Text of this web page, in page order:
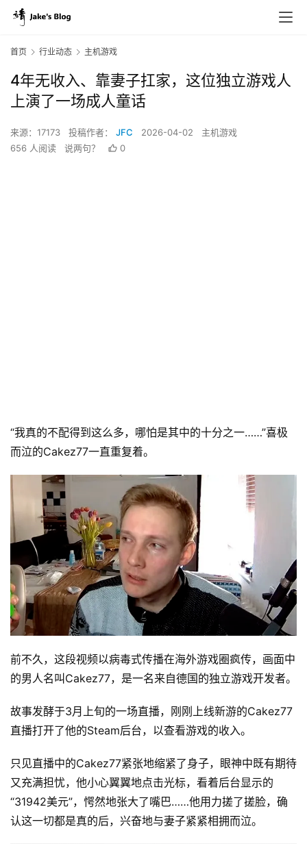
首页 行业动态 主机游戏
4年无收入、靠妻子扛家，这位独立游戏人
上演了一场成人童话
来源：17173 投稿作者： JFC 2026-04-02
主机游戏
656 人阅读
说两句？ 0
“我真的不配得到这么多，哪怕是其中的十分之一……”喜极
而泣的Cakez77一直重复着。
前不久，这段视频以病毒式传播在海外游戏圈疯传，画面中
的男人名叫Cakez77，是一名来自德国的独立游戏开发者。
故事发酵于3月上旬的一场直播，刚刚上线新游的Cakez77
直播打开了他的Steam后台，以查看游戏的收入。
只见直播中的Cakez77紧张地缩紧了身子，眼神中既有期待
又充满担忧，他小心翼翼地点击光标，看着后台显示的
“31942美元”，愕然地张大了嘴巴……他用力搓了搓脸，确
认这一切都是真的后，兴奋地与妻子紧紧相拥而泣。